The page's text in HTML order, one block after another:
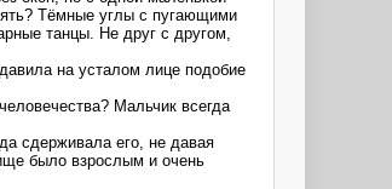
Тёмные углы с пугающими
танцы. Не друг с другом,
на усталом лице подобие
Мальчик всегда
сдерживала его, не давая
было взрослым и очень